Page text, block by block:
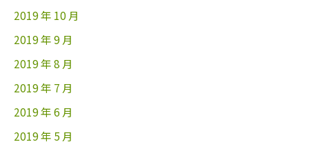
2019 年 10 月
2019 年 9 月
2019 年 8 月
2019 年 7 月
2019 年 6 月
2019 年 5 月